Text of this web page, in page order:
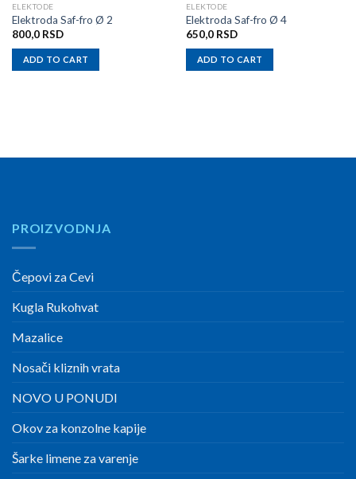
ELEKTODE
Elektroda Saf-fro Ø 2
800,0 RSD
ADD TO CART
ELEKTODE
Elektroda Saf-fro Ø 4
650,0 RSD
ADD TO CART
PROIZVODNJA
Čepovi za Cevi
Kugla Rukohvat
Mazalice
Nosači kliznih vrata
NOVO U PONUDI
Okov za konzolne kapije
Šarke limene za varenje